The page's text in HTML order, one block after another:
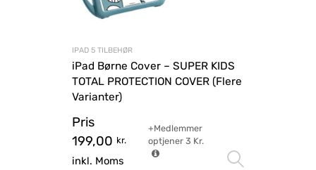
IPAD 5 TILBEHØR
iPad Børne Cover – SUPER KIDS
TOTAL PROTECTION COVER (Flere
Varianter)
Pris
199,00 kr.
inkl. Moms
+Medlemmer
optjener 3 Kr.